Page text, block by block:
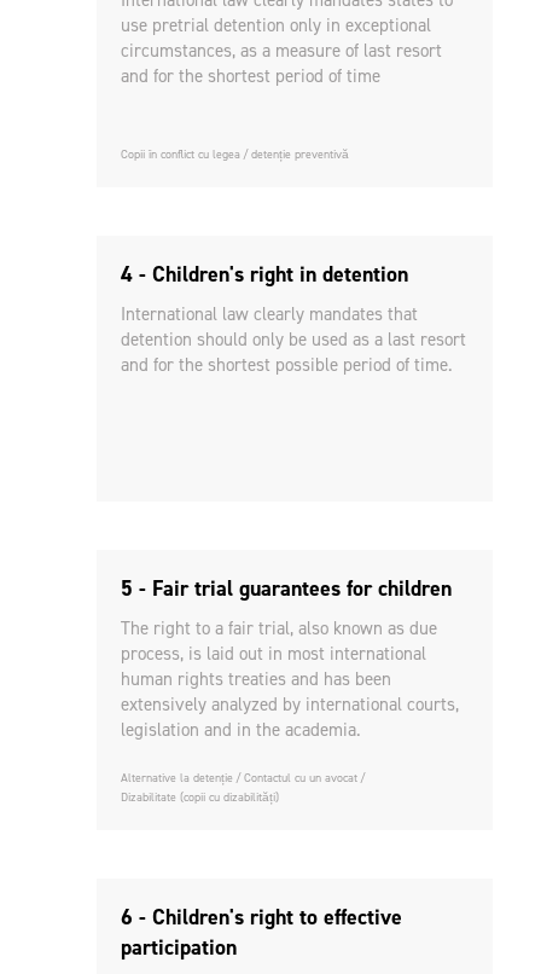
use pretrial detention only in exceptional
circumstances, as a measure of last resort
and for the shortest period of time
Copii în conflict cu legea detenție preventivă
4 - Children's right in detention
International law clearly mandates that
detention should only be used as a last resort
and for the shortest possible period of time.
5 - Fair trial guarantees for children
The right to a fair trial, also known as due
process, is laid out in most international
human rights treaties and has been
extensively analyzed by international courts,
legislation and in the academia.
Alternative la detenție
Contactul cu un avocat
Dizabilitate (copii cu dizabilități)
6 - Children's right to effective
participation